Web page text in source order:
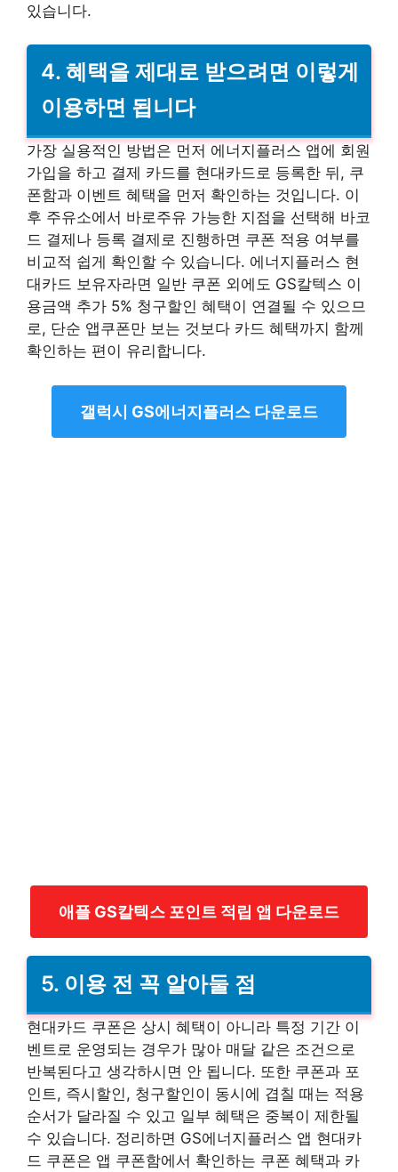
있습니다.
4. 혜택을 제대로 받으려면 이렇게
이용하면 됩니다
가장 실용적인 방법은 먼저 에너지플러스 앱에 회원
가입을 하고 결제 카드를 현대카드로 등록한 뒤, 쿠
폰함과 이벤트 혜택을 먼저 확인하는 것입니다. 이
후 주유소에서 바로주유 가능한 지점을 선택해 바코
드 결제나 등록 결제로 진행하면 쿠폰 적용 여부를
비교적 쉽게 확인할 수 있습니다. 에너지플러스 현
대카드 보유자라면 일반 쿠폰 외에도 GS칼텍스 이
용금액 추가 5% 청구할인 혜택이 연결될 수 있으므
로, 단순 앱쿠폰만 보는 것보다 카드 혜택까지 함께
확인하는 편이 유리합니다.
갤럭시 GS에너지플러스 다운로드
애플 GS칼텍스 포인트 적립 앱 다운로드
5. 이용 전 꼭 알아둘 점
현대카드 쿠폰은 상시 혜택이 아니라 특정 기간 이
벤트로 운영되는 경우가 많아 매달 같은 조건으로
반복된다고 생각하시면 안 됩니다. 또한 쿠폰과 포
인트, 즉시할인, 청구할인이 동시에 겹칠 때는 적용
순서가 달라질 수 있고 일부 혜택은 중복이 제한될
수 있습니다. 정리하면 GS에너지플러스 앱 현대카
드 쿠폰은 앱 쿠폰함에서 확인하는 쿠폰 혜택과 카